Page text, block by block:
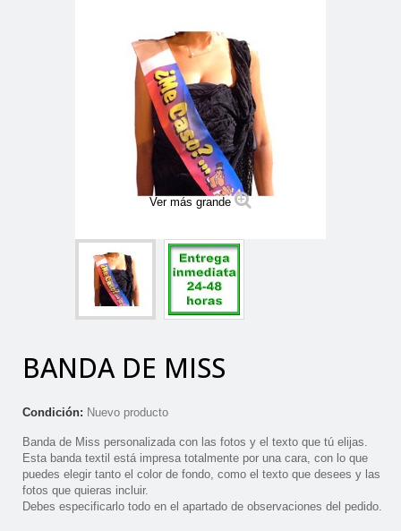
Ver más grande
BANDA DE MISS
Condición: Nuevo producto
Banda de Miss personalizada con las fotos y el texto que tú elijas.
Esta banda textil está impresa totalmente por una cara, con lo que
puedes elegir tanto el color de fondo, como el texto que desees y las
fotos que quieras incluir.
Debes especificarlo todo en el apartado de observaciones del pedido.